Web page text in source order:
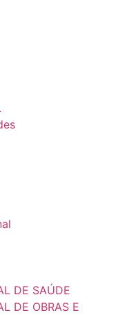
DE SAÚDE
DE OBRAS E